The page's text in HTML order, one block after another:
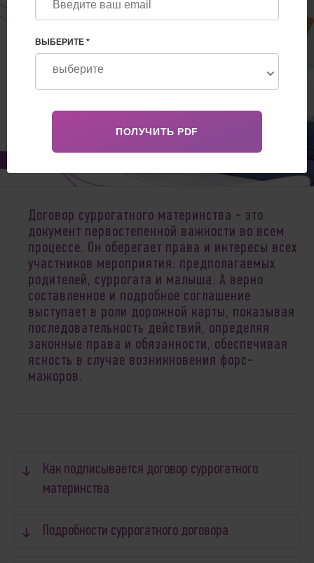
Договор суррогатного материнства - это
документ первостепенной важности во всем
процессе. Он оберегает права и интересы всех
участников мероприятия: предполагаемых
родителей, суррогата и малыша. А верно
составленное и подробное соглашение
выступает в роли дорожной карты, показывая
последовательность действий, определяя
законные права и обязанности, обеспечивая
ясность в случае возникновения форс-
мажоров.
Как подписывается договор суррогатного
материнства
Подробности суррогатного договора
ВЫБЕРИТЕ *